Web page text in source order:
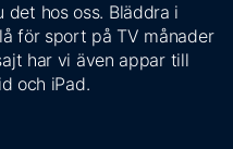
hos oss. Bläddra i
för sport på TV månader
har vi även appar till
och iPad.